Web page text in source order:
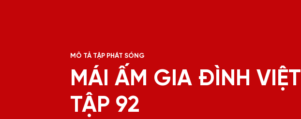
MÔ TẢ TẬP PHÁT SÓNG
MÁI ẤM GIA ĐÌNH VIỆT
TẬP 92